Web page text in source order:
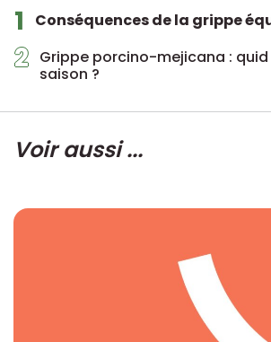
1 Conséquences de la grippe
2 Grippe porcino-mejicana :
saison ?
Voir aussi ...